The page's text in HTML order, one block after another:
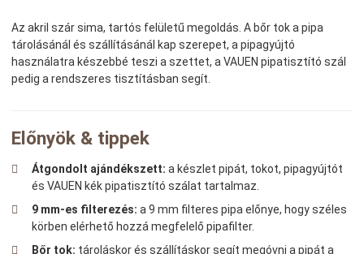
Az akril szár sima, tartós felületű megoldás. A bőr tok a pipa
tárolásánál és szállításánál kap szerepet, a pipagyújtó
használatra készebbé teszi a szettet, a VAUEN pipatisztító szál
pedig a rendszeres tisztításban segít.
Előnyök & tippek
Átgondolt ajándékszett: a készlet pipát, tokot, pipagyújtót
és VAUEN kék pipatisztító szálat tartalmaz.
9 mm-es filterezés: a 9 mm filteres pipa előnye, hogy széles
körben elérhető hozzá megfelelő pipafilter.
Bőr tok: tároláskor és szállításkor segít megóvni a pipát a